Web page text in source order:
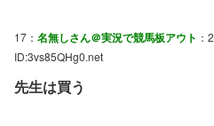
17： 名無しさん＠実況で競馬板アウト
ID:3vs85QHg0.net
先生は買う